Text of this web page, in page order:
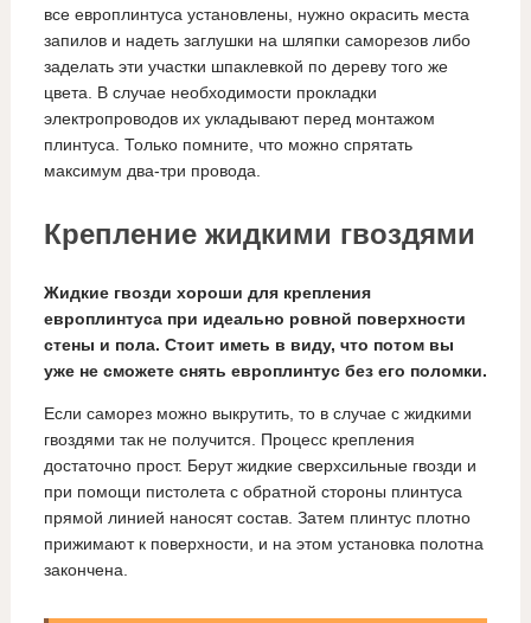
все европлинтуса установлены, нужно окрасить места
запилов и надеть заглушки на шляпки саморезов либо
заделать эти участки шпаклевкой по дереву того же
цвета. В случае необходимости прокладки
электропроводов их укладывают перед монтажом
плинтуса. Только помните, что можно спрятать
максимум два-три провода.
Крепление жидкими гвоздями
Жидкие гвозди хороши для крепления
европлинтуса при идеально ровной поверхности
стены и пола. Стоит иметь в виду, что потом вы
уже не сможете снять европлинтус без его поломки.
Если саморез можно выкрутить, то в случае с жидкими
гвоздями так не получится. Процесс крепления
достаточно прост. Берут жидкие сверхсильные гвозди и
при помощи пистолета с обратной стороны плинтуса
прямой линией наносят состав. Затем плинтус плотно
прижимают к поверхности, и на этом установка полотна
закончена.